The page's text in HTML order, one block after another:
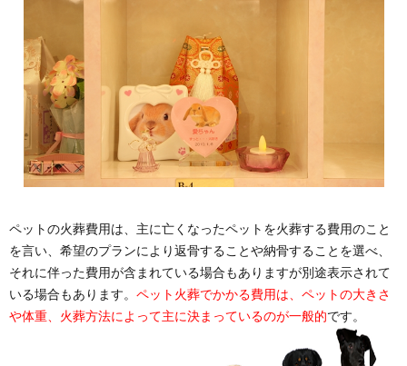
ペットの火葬費用は、主に亡くなったペットを火葬する費用のこと
を言い、希望のプランにより返骨することや納骨することを選べ、
それに伴った費用が含まれている場合もありますが別途表示されて
いる場合もあります。 ペット火葬でかかる費用は、ペットの大きさ
や体重、火葬方法によって主に決まっているのが一般的です。